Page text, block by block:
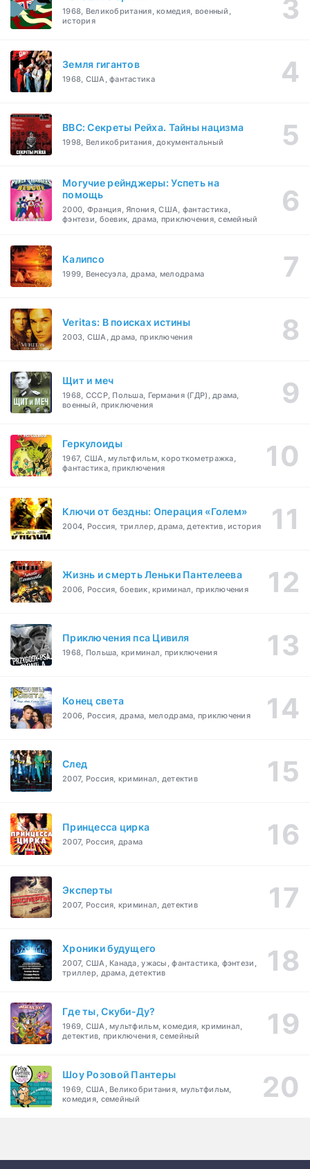
1968, Великобритания, комедия, военный,
история
Земля гигантов
1968, США, фантастика
BBC: Секреты Рейха. Тайны нацизма
1998, Великобритания, документальный
Могучие рейнджеры: Успеть на
помощь
2000, Франция, Япония, США, фантастика,
фэнтези, боевик, драма, приключения, семейный
Калипсо
1999, Венесуэла, драма, мелодрама
Veritas: В поисках истины
2003, США, драма, приключения
Щит и меч
1968, СССР, Польша, Германия (ГДР), драма,
военный, приключения
Геркулоиды
1967, США, мультфильм, короткометражка,
фантастика, приключения
Ключи от бездны: Операция «Голем»
2004, Россия, триллер, драма, детектив, история
Жизнь и смерть Леньки Пантелеева
2006, Россия, боевик, криминал, приключения
Приключения пса Цивиля
1968, Польша, криминал, приключения
Конец света
2006, Россия, драма, мелодрама, приключения
След
2007, Россия, криминал, детектив
Принцесса цирка
2007, Россия, драма
Эксперты
2007, Россия, криминал, детектив
Хроники будущего
2007, США, Канада, ужасы, фантастика, фэнтези,
триллер, драма, детектив
Где ты, Скуби-Ду?
1969, США, мультфильм, комедия, криминал,
детектив, приключения, семейный
Шоу Розовой Пантеры
1969, США, Великобритания, мультфильм,
комедия, семейный